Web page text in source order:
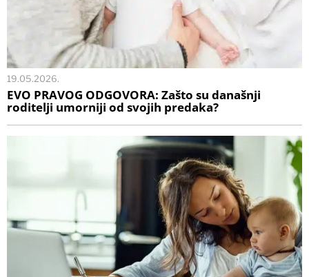
19.05.2026.
EVO PRAVOG ODGOVORA: Zašto su današnji
roditelji umorniji od svojih predaka?